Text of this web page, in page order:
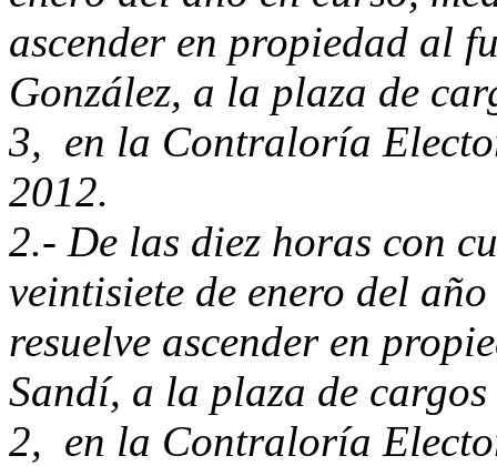
ascender en propiedad al
González, a la plaza de
3, en la Contraloría
2012.
2.- De las diez horas con
veintisiete de enero del
resuelve ascender en
Sandí, a la plaza de
2, en la Contraloría